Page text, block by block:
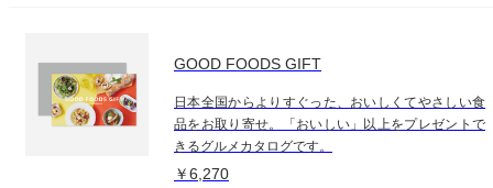
GOOD FOODS GIFT
日本全国からよりすぐった、おいしくてやさしい食
品をお取り寄せ。「おいしい」以上をプレゼントで
きるグルメカタログです。
￥6,270